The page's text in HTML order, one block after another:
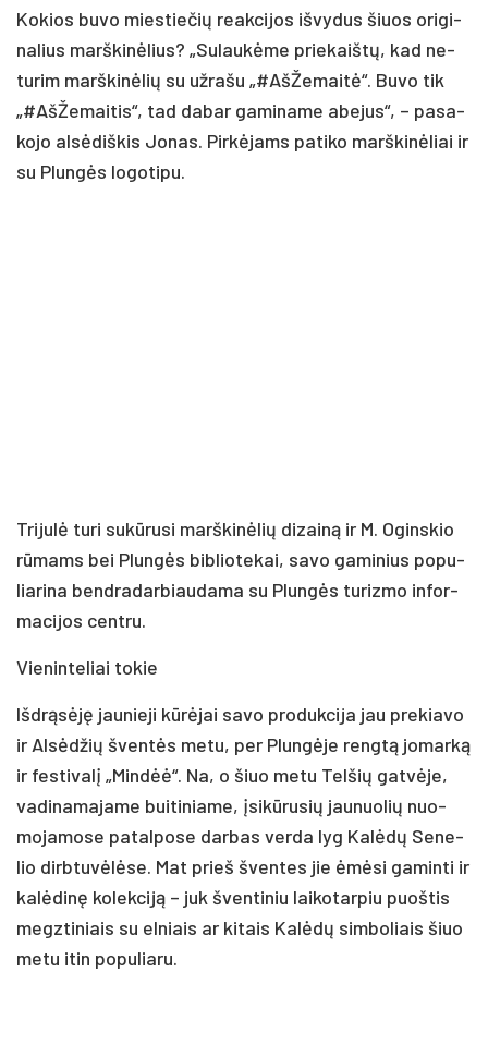
Ko­kios bu­vo mies­tie­čių reak­ci­jos iš­vy­dus šiuos ori­gi­
na­lius marš­ki­nė­lius? „Su­lau­kė­me prie­kaiš­tų, kad ne­
tu­rim marš­ki­nė­lių su už­ra­šu „#AšŽemaitė“. Bu­vo tik
„#AšŽemaitis“, tad da­bar ga­mi­na­me abe­jus“, – pa­sa­
ko­jo al­sė­diš­kis Jo­nas. Pir­kė­jams pa­ti­ko marš­ki­nė­liai ir
su Plun­gės lo­go­ti­pu.
Tri­ju­lė tu­ri su­kū­ru­si marš­ki­nė­lių di­zai­ną ir M. Ogins­kio
rū­mams bei Plun­gės bib­lio­te­kai, sa­vo ga­mi­nius po­pu­
lia­ri­na bend­ra­dar­biau­da­ma su Plun­gės tu­riz­mo in­for­
ma­ci­jos cent­ru.
Vie­nin­te­liai to­kie
Išd­rą­sė­ję jau­nie­ji kū­rė­jai sa­vo pro­duk­ci­ja jau pre­kia­vo
ir Al­sė­džių šven­tės me­tu, per Plun­gė­je reng­tą jo­mar­ką
ir fes­ti­va­lį „Min­dėė“. Na, o šiuo me­tu Tel­šių gat­vė­je,
va­di­na­ma­ja­me bui­ti­nia­me, įsi­kū­ru­sių jau­nuo­lių nuo­
mo­ja­mo­se pa­tal­po­se dar­bas ver­da lyg Ka­lė­dų Se­ne­
lio dirb­tu­vė­lė­se. Mat prieš šven­tes jie ėmė­si ga­min­ti ir
ka­lė­di­nę ko­lek­ci­ją – juk šven­ti­niu lai­ko­tar­piu puoš­tis
megz­ti­niais su el­niais ar ki­tais Ka­lė­dų sim­bo­liais šiuo
me­tu itin po­pu­lia­ru.